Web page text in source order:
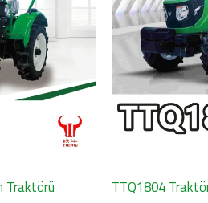
Traktörü TTQ1804